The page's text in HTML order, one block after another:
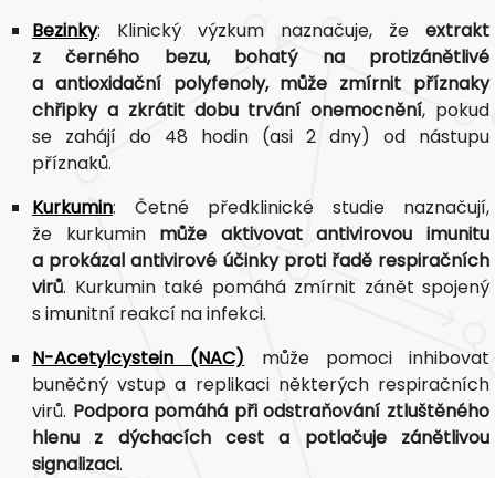
Bezinky: Klinický výzkum naznačuje, že extrakt
z černého bezu, bohatý na protizánětlivé
a antioxidační polyfenoly, může zmírnit příznaky
chřipky a zkrátit dobu trvání onemocnění, pokud
se zahájí do 48 hodin (asi 2 dny) od nástupu
příznaků.
Kurkumin: Četné předklinické studie naznačují,
že kurkumin může aktivovat antivirovou imunitu
a prokázal antivirové účinky proti řadě respiračních
virů. Kurkumin také pomáhá zmírnit zánět spojený
s imunitní reakcí na infekci.
N-Acetylcystein (NAC) může pomoci inhibovat
buněčný vstup a replikaci některých respiračních
virů. Podpora pomáhá při odstraňování ztluštěného
hlenu z dýchacích cest a potlačuje zánětlivou
signalizaci.